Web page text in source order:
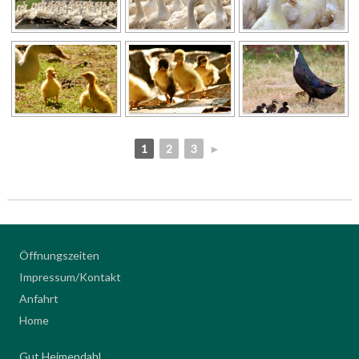
1 2 3 ►
Öffnungszeiten
Impressum/Kontakt
Anfahrt
Home
Gut Heimendahl